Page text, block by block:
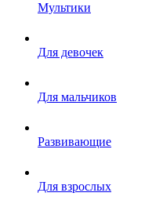
Мультики
Для девочек
Для мальчиков
Развивающие
Для взрослых